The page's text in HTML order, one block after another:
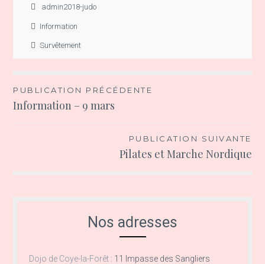
admin2018-judo
Information
Survêtement
Navigation
de
PUBLICATION PRÉCÉDENTE
Information – 9 mars
PUBLICATION SUIVANTE
Pilates et Marche Nordique
Nos adresses
Dojo de Coye-la-Forêt : 11 Impasse des Sangliers